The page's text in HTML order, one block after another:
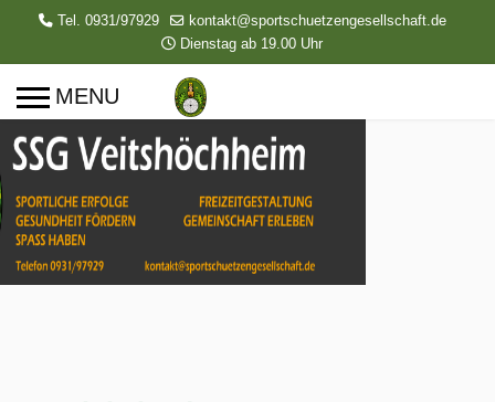
Tel. 0931/97929
kontakt@sportschuetzengesellschaft.de
Dienstag ab 19.00 Uhr